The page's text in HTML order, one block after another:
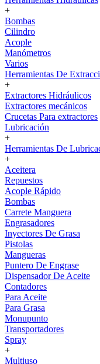
+
Bombas
Cilindro
Acople
Manómetros
Varios
Herramientas De
+
Extractores Hidráulicos
Extractores mecánicos
Crucetas Para extractores
Lubricación
+
Herramientas De
+
Aceitera
Repuestos
Acople Rápido
Bombas
Carrete Manguera
Engrasadores
Inyectores De Grasa
Pistolas
Mangueras
Puntero De Engrase
Dispensador De Aceite
Contadores
Para Aceite
Para Grasa
Monupunto
Transportadores
Spray
+
Multiuso